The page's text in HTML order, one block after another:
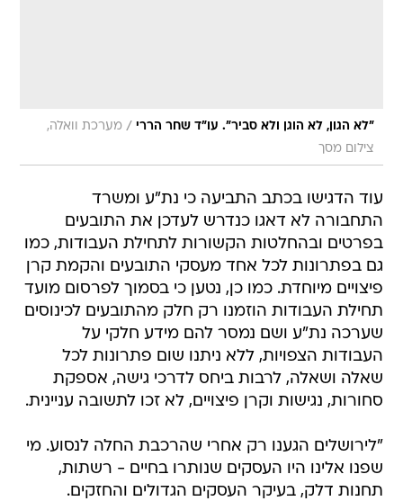
"לא הגון, לא הוגן ולא סביר". עו"ד שחר הררי / מערכת וואלה,
צילום מסך
עוד הדגישו בכתב התביעה כי נת"ע ומשרד
התחבורה לא דאגו כנדרש לעדכן את התובעים
בפרטים ובהחלטות הקשורות לתחילת העבודות, כמו
גם בפתרונות לכל אחד מעסקי התובעים והקמת קרן
פיצויים מיוחדת. כמו כן, נטען כי בסמוך לפרסום מועד
תחילת העבודות הוזמנו רק חלק מהתובעים לכינוסים
שערכה נת"ע ושם נמסר להם מידע חלקי על
העבודות הצפויות, ללא ניתנו שום פתרונות לכל
שאלה ושאלה, לרבות ביחס לדרכי גישה, אספקת
סחורות, נגישות וקרן פיצויים, לא זכו לתשובה עניינית.
"לירושלים הגענו רק אחרי שהרכבת החלה לנסוע. מי
שפנו אלינו היו העסקים שנותרו בחיים - רשתות,
תחנות דלק, בעיקר העסקים הגדולים והחזקים.